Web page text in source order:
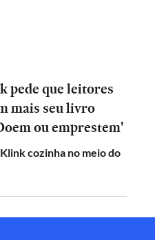
pede que leitores
mais seu livro
ou emprestem'
cozinha no meio do